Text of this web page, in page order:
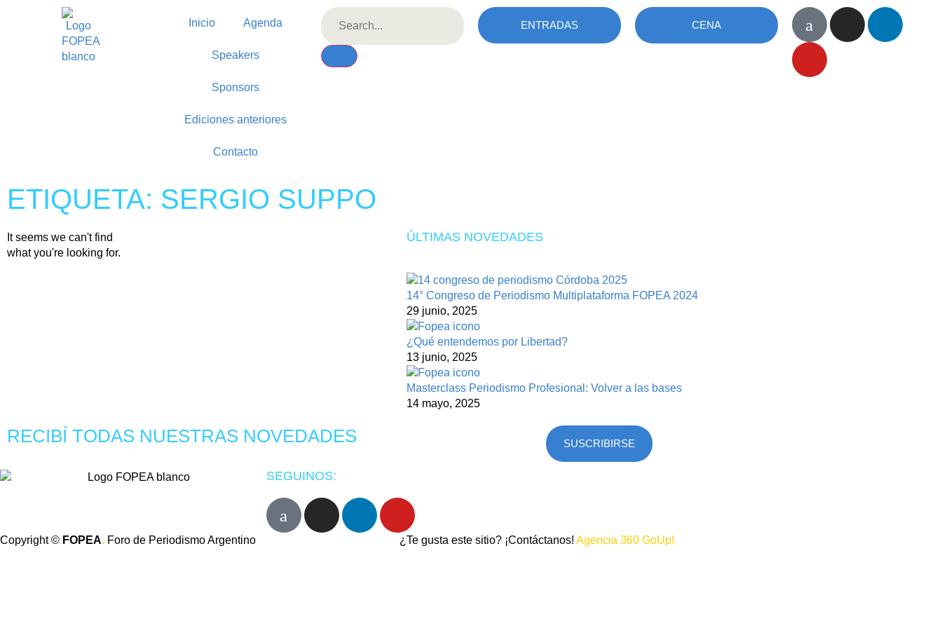
Inicio Agenda
Speakers
Sponsors
Ediciones anteriores
Contacto
ENTRADAS CENA
ETIQUETA: SERGIO SUPPO
It seems we can't find
what you're looking for.
ÚLTIMAS NOVEDADES
14° Congreso de Periodismo Multiplataforma FOPEA 2024
29 junio, 2025
¿Qué entendemos por Libertad?
13 junio, 2025
Masterclass Periodismo Profesional: Volver a las bases
14 mayo, 2025
RECIBÍ TODAS NUESTRAS NOVEDADES SUSCRIBIRSE
SEGUINOS:
Copyright © FOPEA. Foro de Periodismo Argentino ¿Te gusta este sitio? ¡Contáctanos! Agencia 360 GoUp!